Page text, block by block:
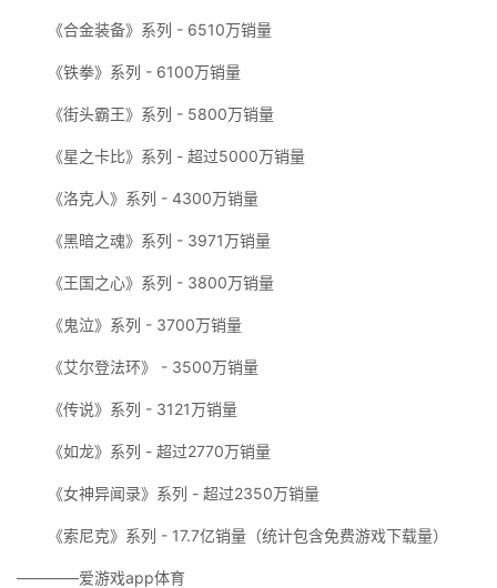
《合金装备》系列 - 6510万销量
《铁拳》系列 - 6100万销量
《街头霸王》系列 - 5800万销量
《星之卡比》系列 - 超过5000万销量
《洛克人》系列 - 4300万销量
《黑暗之魂》系列 - 3971万销量
《王国之心》系列 - 3800万销量
《鬼泣》系列 - 3700万销量
《艾尔登法环》 - 3500万销量
《传说》系列 - 3121万销量
《如龙》系列 - 超过2770万销量
《女神异闻录》系列 - 超过2350万销量
《索尼克》系列 - 17.7亿销量（统计包含免费游戏下载量）
————爱游戏app体育